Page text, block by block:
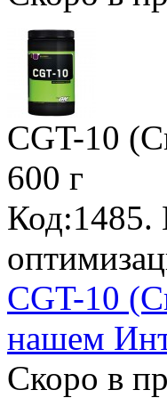
CGT-10
600 г
Код:1485.
CGT-10
нашем
Скоро в